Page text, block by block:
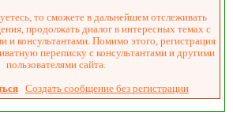
то сможете в дальнейшем отслеживать
продолжать диалог в интересных темах с
и консультантами. Помимо этого, регистрация
переписку с консультантами и другими
пользователями сайта.
Создать сообщение без регистрации